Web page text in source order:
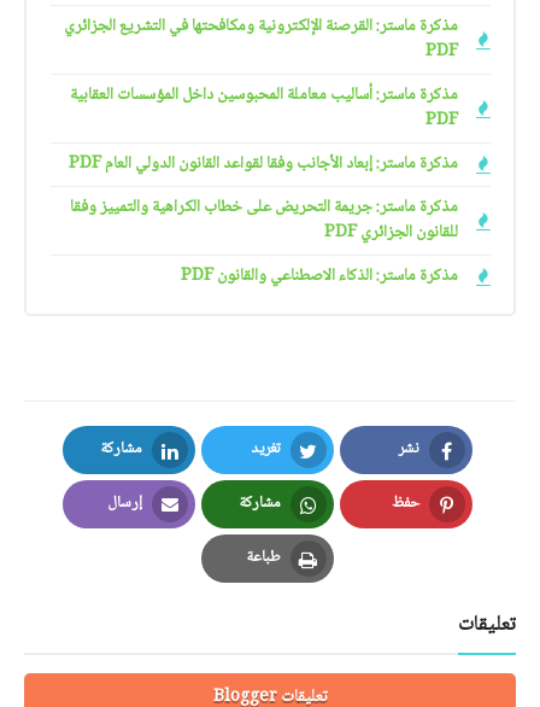
مذكرة ماستر: القرصنة الإلكترونية ومكافحتها في التشريع الجزائري
PDF
مذكرة ماستر: أساليب معاملة المحبوسين داخل المؤسسات العقابية
PDF
مذكرة ماستر: إبعاد الأجانب وفقا لقواعد القانون الدولي العام PDF
مذكرة ماستر: جريمة التحريض على خطاب الكراهية والتمييز وفقا
للقانون الجزائري PDF
مذكرة ماستر: الذكاء الاصطناعي والقانون PDF
نشر
Facebook
تغريد
Twitter
مشاركة
LinkedIn
حفظ
Pinterest
مشاركة
Whatsapp
إرسال
Email
طباعة
Print
تعليقات
تعليقات Blogger